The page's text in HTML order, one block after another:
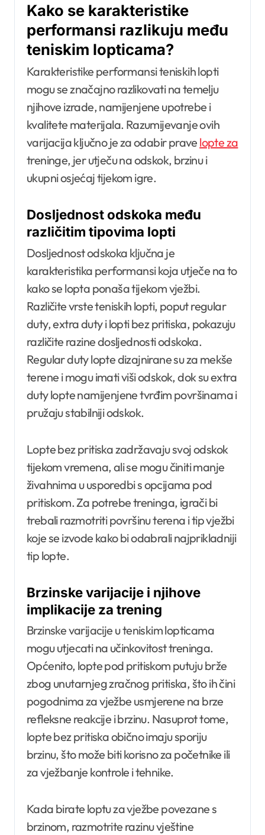
Kako se karakteristike
performansi razlikuju među
teniskim lopticama?
Karakteristike performansi teniskih lopti
mogu se značajno razlikovati na temelju
njihove izrade, namijenjene upotrebe i
kvalitete materijala. Razumijevanje ovih
varijacija ključno je za odabir prave lopte za
treninge, jer utječu na odskok, brzinu i
ukupni osjećaj tijekom igre.
Dosljednost odskoka među
različitim tipovima lopti
Dosljednost odskoka ključna je
karakteristika performansi koja utječe na to
kako se lopta ponaša tijekom vježbi.
Različite vrste teniskih lopti, poput regular
duty, extra duty i lopti bez pritiska, pokazuju
različite razine dosljednosti odskoka.
Regular duty lopte dizajnirane su za mekše
terene i mogu imati viši odskok, dok su extra
duty lopte namijenjene tvrđim površinama i
pružaju stabilniji odskok.
Lopte bez pritiska zadržavaju svoj odskok
tijekom vremena, ali se mogu činiti manje
živahnima u usporedbi s opcijama pod
pritiskom. Za potrebe treninga, igrači bi
trebali razmotriti površinu terena i tip vježbi
koje se izvode kako bi odabrali najprikladniji
tip lopte.
Brzinske varijacije i njihove
implikacije za trening
Brzinske varijacije u teniskim lopticama
mogu utjecati na učinkovitost treninga.
Općenito, lopte pod pritiskom putuju brže
zbog unutarnjeg zračnog pritiska, što ih čini
pogodnima za vježbe usmjerene na brze
refleksne reakcije i brzinu. Nasuprot tome,
lopte bez pritiska obično imaju sporiju
brzinu, što može biti korisno za početnike ili
za vježbanje kontrole i tehnike.
Kada birate loptu za vježbe povezane s
brzinom, razmotrite razinu vještine